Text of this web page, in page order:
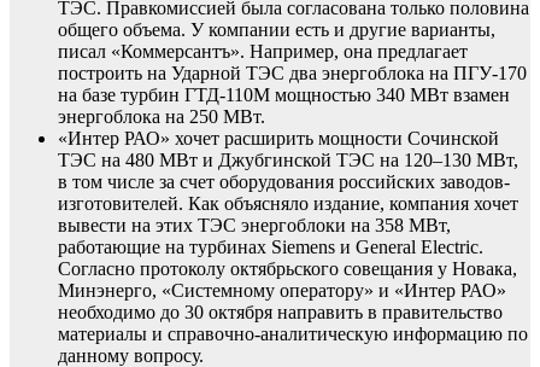
ТЭС. Правкомиссией была согласована только половина
общего объема. У компании есть и другие варианты,
писал «Коммерсантъ». Например, она предлагает
построить на Ударной ТЭС два энергоблока на ПГУ-170
на базе турбин ГТД-110М мощностью 340 МВт взамен
энергоблока на 250 МВт.
«Интер РАО» хочет расширить мощности Сочинской
ТЭС на 480 МВт и Джубгинской ТЭС на 120–130 МВт,
в том числе за счет оборудования российских заводов-
изготовителей. Как объясняло издание, компания хочет
вывести на этих ТЭС энергоблоки на 358 МВт,
работающие на турбинах Siemens и General Electric.
Согласно протоколу октябрьского совещания у Новака,
Минэнерго, «Системному оператору» и «Интер РАО»
необходимо до 30 октября направить в правительство
материалы и справочно-аналитическую информацию по
данному вопросу.